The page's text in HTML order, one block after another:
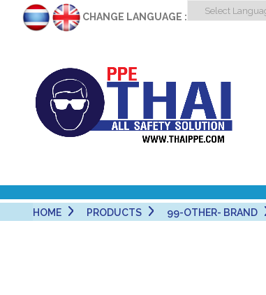
CHANGE LANGUAGE :
HOME PRODUCTS 99-OTHER- BRAND